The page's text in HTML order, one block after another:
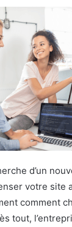
d’un
votre site
comment
tout,